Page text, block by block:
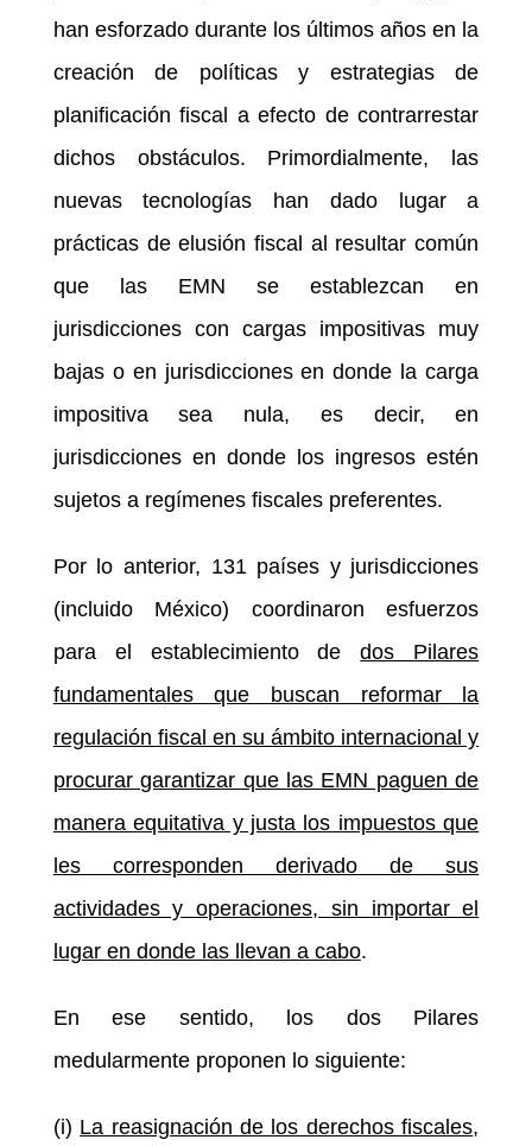
han esforzado durante los últimos años en la
creación de políticas y estrategias de
planificación fiscal a efecto de contrarrestar
dichos obstáculos. Primordialmente, las
nuevas tecnologías han dado lugar a
prácticas de elusión fiscal al resultar común
que las EMN se establezcan en
jurisdicciones con cargas impositivas muy
bajas o en jurisdicciones en donde la carga
impositiva sea nula, es decir, en
jurisdicciones en donde los ingresos estén
sujetos a regímenes fiscales preferentes.
Por lo anterior, 131 países y jurisdicciones
(incluido México) coordinaron esfuerzos
para el establecimiento dedos Pilares
fundamentales que buscan reformar la
regulación fiscal en su ámbito internacional y
procurar garantizar que las EMN paguen de
manera equitativa y justa los impuestos que
les corresponden derivado de sus
actividades y operaciones, sin importar el
lugar en donde las llevan a cabo.
En ese sentido, los dos Pilares
medularmente proponen lo siguiente:
(i) La reasignación de los derechos fiscales,